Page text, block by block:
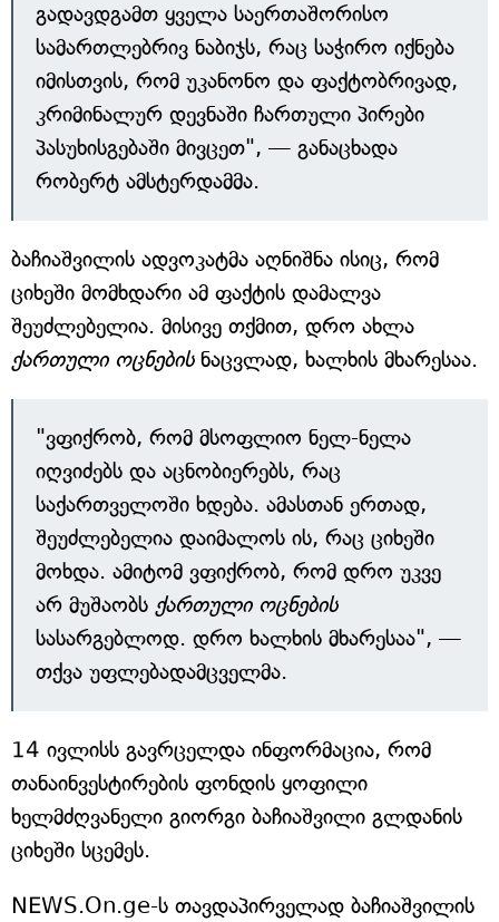
გადავდგამთ ყველა საერთაშორისო
სამართლებრივ ნაბიჯს, რაც საჭირო იქნება
იმისთვის, რომ უკანონო და ფაქტობრივად,
კრიმინალურ დევნაში ჩართული პირები
პასუხისგებაში მივცეთ", — განაცხადა
რობერტ ამსტერდამმა.
ბაჩიაშვილის ადვოკატმა აღნიშნა ისიც, რომ
ციხეში მომხდარი ამ ფაქტის დამალვა
შეუძლებელია. მისივე თქმით, დრო ახლა
ქართული ოცნებისნაცვლად, ხალხის მხარესაა.
"ვფიქრობ, რომ მსოფლიო ნელ-ნელა
იღვიძებს და აცნობიერებს, რაც
საქართველოში ხდება. ამასთან ერთად,
შეუძლებელია დაიმალოს ის, რაც ციხეში
მოხდა. ამიტომ ვფიქრობ, რომ დრო უკვე
არ მუშაობს ქართული ოცნების
სასარგებლოდ. დრო ხალხის მხარესაა", —
თქვა უფლებადამცველმა.
14 ივლისს გავრცელდა ინფორმაცია, რომ
თანაინვესტირების ფონდის ყოფილი
ხელმძღვანელი გიორგი ბაჩიაშვილი გლდანის
ციხეში სცემეს.
NEWS.On.ge-ს თავდაპირველად ბაჩიაშვილის